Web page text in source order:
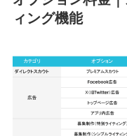
ィング機能